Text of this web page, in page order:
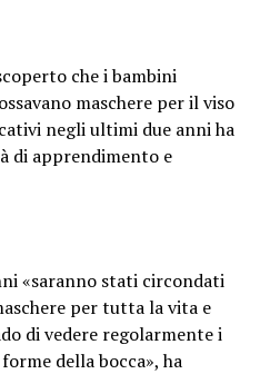
che i bambini
maschere per il viso
negli ultimi due anni ha
di apprendimento e
«saranno stati circondati
per tutta la vita e
di vedere regolarmente i
della bocca», ha